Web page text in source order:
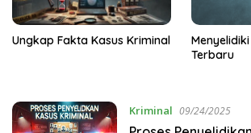
Ungkap Fakta Kasus Kriminal
Terbaru
Kriminal 09/24/2025